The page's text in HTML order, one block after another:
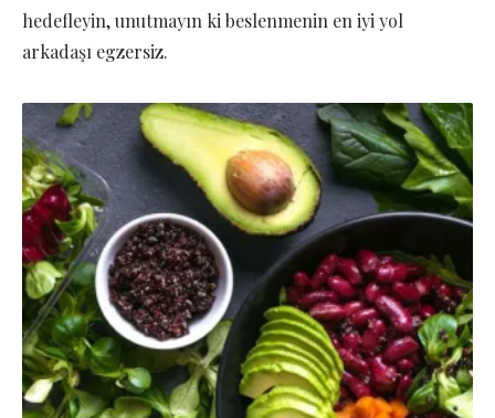
hedefleyin, unutmayın ki beslenmenin en iyi yol
arkadaşı egzersiz.